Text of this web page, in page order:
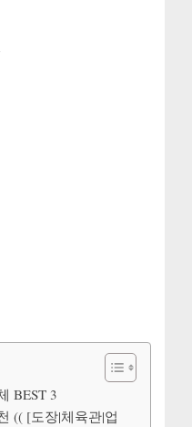
BEST 3
(( [도장|체육관|업